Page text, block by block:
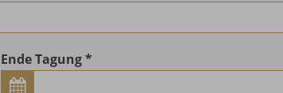
Ende Tagung